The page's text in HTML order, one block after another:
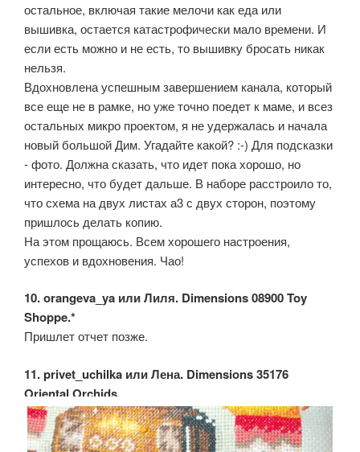
остальное, включая такие мелочи как еда или
вышивка, остается катастрофически мало времени. И
если есть можно и не есть, то вышивку бросать никак
нельзя.
Вдохновлена успешным завершением канала, который
все еще не в рамке, но уже точно поедет к маме, и всез
остальных микро проектом, я не удержалась и начала
новый большой Дим. Угадайте какой? :-) Для подсказки
- фото. Должна сказать, что идет пока хорошо, но
интересно, что будет дальше. В наборе расстроило то,
что схема на двух листах а3 с двух сторон, поэтому
пришлось делать копию.
На этом прощаюсь. Всем хорошего настроения,
успехов и вдохновения. Чао!
10. orangeva_ya или Лиля. Dimensions 08900 Toy
Shoppe.*
Пришлет отчет позже.
11. privet_uchilka или Лена. Dimensions 35176
Oriental Orchids.